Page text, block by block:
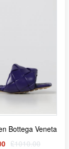
Bottega Veneta
£1010.00